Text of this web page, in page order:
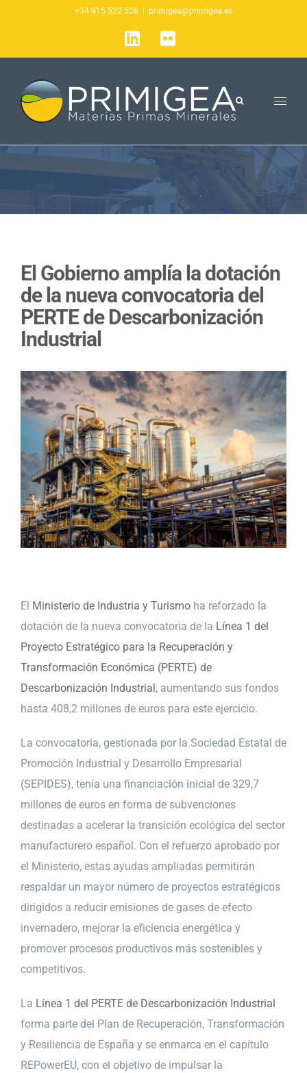
+34 915 522 526 primigea@primigea.es
LinkedIn
Flickr
El Gobierno amplía la dotación
de la nueva convocatoria del
PERTE de Descarbonización
Industrial
El Ministerio de Industria y Turismo ha reforzado la
dotación de la nueva convocatoria de la Línea 1 del
Proyecto Estratégico para la Recuperación y
Transformación Económica (PERTE) de
Descarbonización Industrial , aumentando sus fondos
hasta 408,2 millones de euros para este ejercicio.
La convocatoria, gestionada por la Sociedad Estatal de
Promoción Industrial y Desarrollo Empresarial
(SEPIDES), tenía una financiación inicial de 329,7
millones de euros en forma de subvenciones
destinadas a acelerar la transición ecológica del sector
manufacturero español. Con el refuerzo aprobado por
el Ministerio, estas ayudas ampliadas permitirán
respaldar un mayor número de proyectos estratégicos
dirigidos a reducir emisiones de gases de efecto
invernadero, mejorar la eficiencia energética y
promover procesos productivos más sostenibles y
competitivos.
La Línea 1 del PERTE de Descarbonización Industrial
forma parte del Plan de Recuperación, Transformación
y Resiliencia de España y se enmarca en el capítulo
REPowerEU, con el objetivo de impulsar la